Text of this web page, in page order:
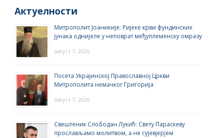
Актуелности
Митрополит Јоаникије: Ријеке крви фундинских
јунака однијеле у неповрат међуплеменску омразу
август 7, 2026
Посета Украјинској Православној Цркви
Митрополита немачког Григорија
август 7, 2026
Свештеник Слободан Лукић: Свету Параскеву
прослављамо молитвом, а не сујевјерјем